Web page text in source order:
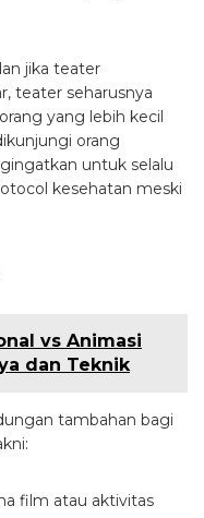
jika teater
teater seharusnya
yang lebih kecil
orang
untuk selalu
kesehatan meski
vs Animasi
dan Teknik
tambahan bagi
film atau aktivitas